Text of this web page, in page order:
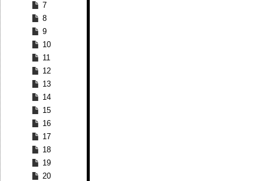
7
8
9
10
11
12
13
14
15
16
17
18
19
20